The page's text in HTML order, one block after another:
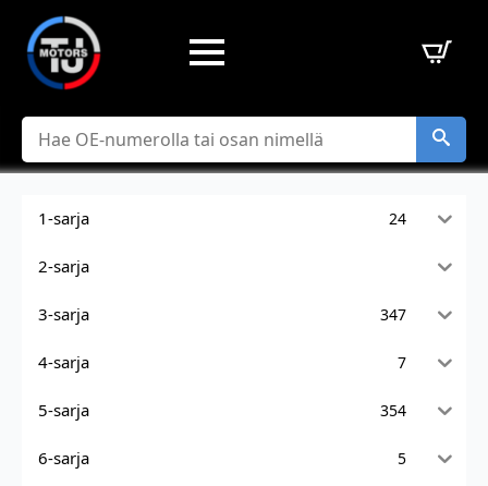
Hae
1-sarja 24
2-sarja
3-sarja 347
4-sarja 7
5-sarja 354
6-sarja 5